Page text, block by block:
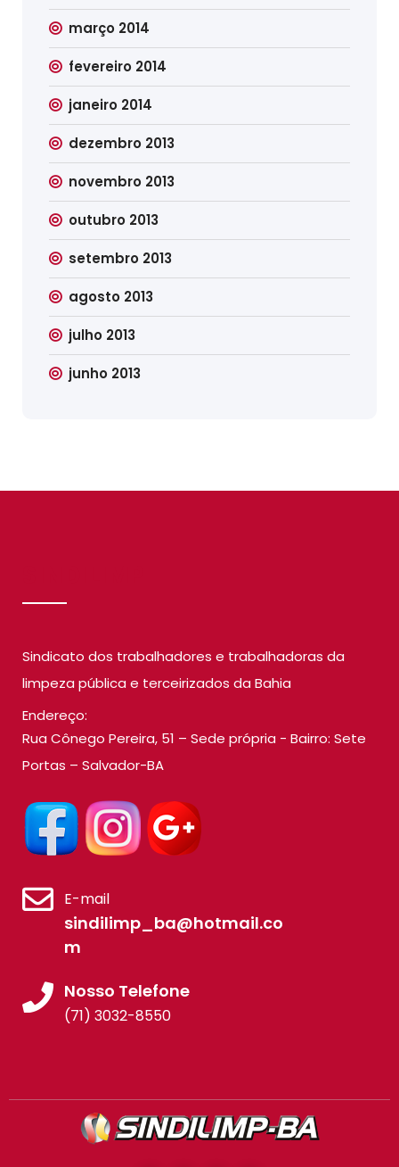
março 2014
fevereiro 2014
janeiro 2014
dezembro 2013
novembro 2013
outubro 2013
setembro 2013
agosto 2013
julho 2013
junho 2013
Sindicato dos trabalhadores e trabalhadoras da
limpeza pública e terceirizados da Bahia
Endereço:
Rua Cônego Pereira, 51 – Sede própria - Bairro: Sete
Portas – Salvador-BA
E-mail
sindilimp_ba@hotmail.co
m
Nosso Telefone
(71) 3032-8550